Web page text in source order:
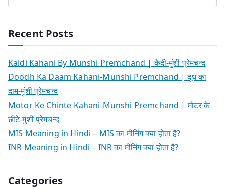
Recent Posts
Kaidi Kahani By Munshi Premchand | कैदी-मुंशी प्रेमचन्द
Doodh Ka Daam Kahani-Munshi Premchand | दूध का
दाम-मुंशी प्रेमचन्द
Motor Ke Chinte Kahani-Munshi Premchand | मोटर के
छींटे-मुंशी प्रेमचन्द
MIS Meaning in Hindi – MIS का मीनिंग क्या होता है?
INR Meaning in Hindi – INR का मीनिंग क्या होता है?
Categories